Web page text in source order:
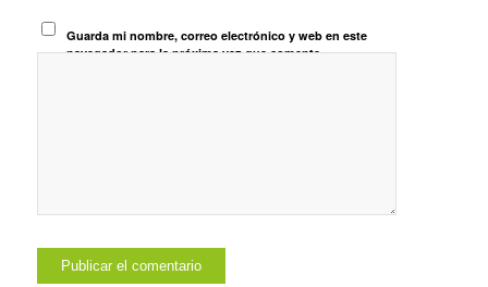
Guarda mi nombre, correo electrónico y web en este
navegador para la próxima vez que comente.